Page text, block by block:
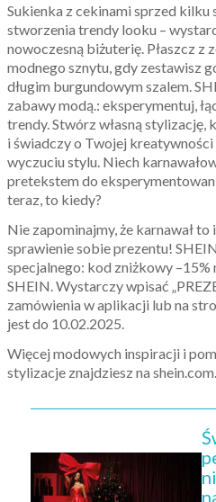
Sukienka z cekinami sprzed kilku
stworzenia trendy looku –
nowoczesną biżuterię. Płaszcz z
modnego sznytu, gdy zestawisz
długim burgundowym szalem.
zabawy modą.: eksperymentuj,
trendy. Stwórz własną
i świadczy o Twojej
wyczuciu stylu. Niech
pretekstem do
teraz, to kiedy?
Nie zapominajmy, że karnawał to
sprawienie sobie prezentu!
specjalnego: kod zniżkowy –15%
SHEIN. Wystarczy wpisać
zamówienia w aplikacji lub na
jest do 10.02.2025.
Więcej modowych inspiracji i
stylizacje znajdziesz na shein.com.